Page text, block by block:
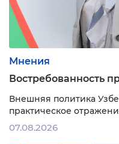
Мнения
Востребованность
Внешняя политика
практическое
Одним из примеров
07.08.2026